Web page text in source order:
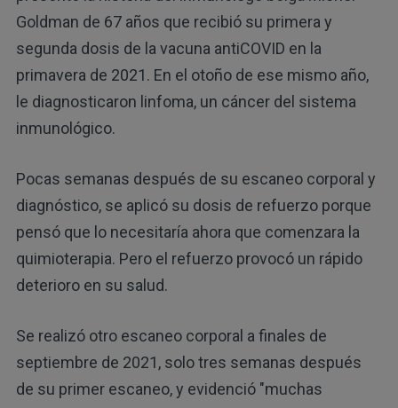
Goldman de 67 años que recibió su primera y
segunda dosis de la vacuna antiCOVID en la
primavera de 2021. En el otoño de ese mismo año,
le diagnosticaron linfoma, un cáncer del sistema
inmunológico.
Pocas semanas después de su escaneo corporal y
diagnóstico, se aplicó su dosis de refuerzo porque
pensó que lo necesitaría ahora que comenzara la
quimioterapia. Pero el refuerzo provocó un rápido
deterioro en su salud.
Se realizó otro escaneo corporal a finales de
septiembre de 2021, solo tres semanas después
de su primer escaneo, y evidenció "muchas